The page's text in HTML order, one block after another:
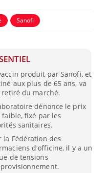
Sanofi
produit par Sanofi, et
aux plus de 65 ans, va
du marché.
dénonce le prix
fixé par les
sanitaires.
la Fédération des
d'officine, il y a un
de tensions